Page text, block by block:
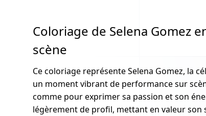
Coloriage de Selena Gomez
scène
Ce coloriage représente Selena Gomez, la
un moment vibrant de performance sur
comme pour exprimer sa passion et son
légèrement de profil, mettant en valeur